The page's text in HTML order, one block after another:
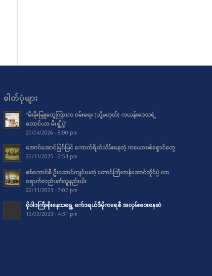
ဓါတ်ပုံများ
“မီးခိုးမြူတွေကြားက ဝမ်းရေး (သို့မဟုတ်) ကယန်းဒေသရဲ့
တောင်ယာ မီးရှို့ပွဲ”
20/04/2026 - 8:00 pm
အောင်အောင်မြင်မြင် ကောက်ရိတ်သိမ်းနေတဲ့ ကယောစစ်ရှောင်တွေ
26/11/2025 - 2:54 pm
စစ်ကောင်စီ ဦးဆောင်ကျင်းပတဲ့ တောင်ကြီးတန်ဆောင်တိုင်ပွဲ လာ
ရောက်လည်ပတ်သူနည်းပါး
22/11/2023 - 7:02 pm
ဖိုဝါဒကြီးစိုးနေသရွေ့ ဖက်ဒရယ်ဒီမိုကရေစီ အလှမ်းဝေးနေဆဲ
13/03/2023 - 4:31 pm